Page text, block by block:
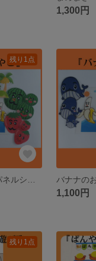
1,300円
残り1点
1,100円
残り1点